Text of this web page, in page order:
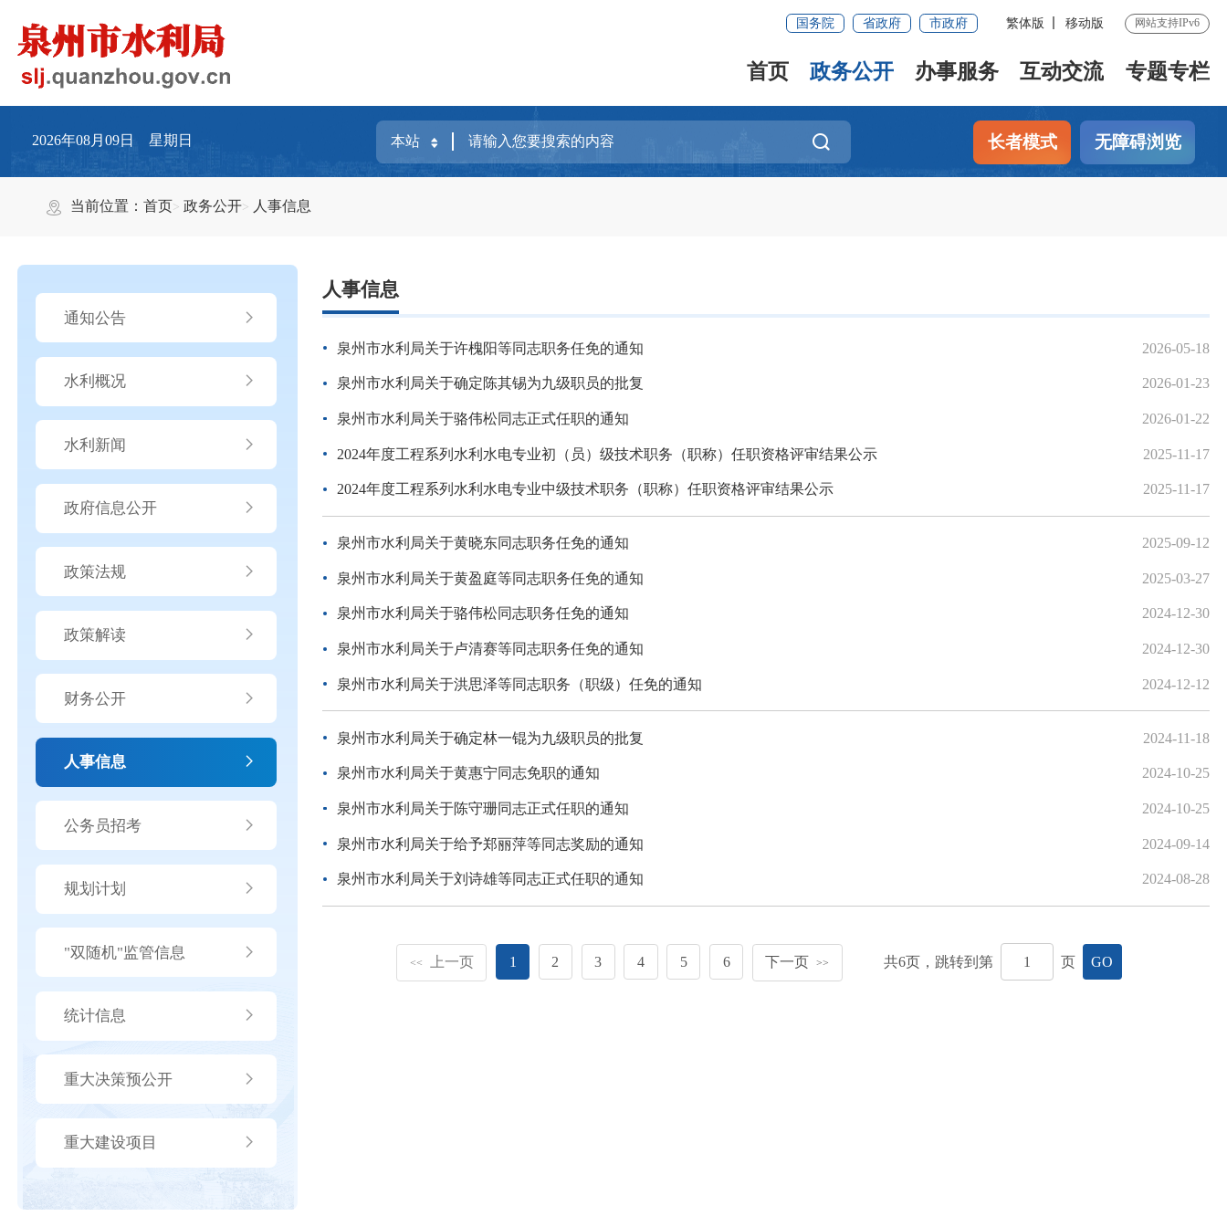
国务院 省政府 市政府 繁体版 移动版 网站支持IPv6
首页 政务公开 办事服务 互动交流 专题专栏
2026年08月09日 星期日 长者模式 无障碍浏览
当前位置：首页 政务公开 人事信息
通知公告
水利概况
水利新闻
政府信息公开
政策法规
政策解读
财务公开
人事信息
公务员招考
规划计划
"双随机"监管信息
统计信息
重大决策预公开
重大建设项目
人事信息
泉州市水利局关于许槐阳等同志职务任免的通知 2026-05-18
泉州市水利局关于确定陈其锡为九级职员的批复 2026-01-23
泉州市水利局关于骆伟松同志正式任职的通知 2026-01-22
2024年度工程系列水利水电专业初（员）级技术职务（职称）任职资格评审结果公示 2025-11-17
2024年度工程系列水利水电专业中级技术职务（职称）任职资格评审结果公示 2025-11-17
泉州市水利局关于黄晓东同志职务任免的通知 2025-09-12
泉州市水利局关于黄盈庭等同志职务任免的通知 2025-03-27
泉州市水利局关于骆伟松同志职务任免的通知 2024-12-30
泉州市水利局关于卢清赛等同志职务任免的通知 2024-12-30
泉州市水利局关于洪思泽等同志职务（职级）任免的通知 2024-12-12
泉州市水利局关于确定林一锟为九级职员的批复 2024-11-18
泉州市水利局关于黄惠宁同志免职的通知 2024-10-25
泉州市水利局关于陈守珊同志正式任职的通知 2024-10-25
泉州市水利局关于给予郑丽萍等同志奖励的通知 2024-09-14
泉州市水利局关于刘诗雄等同志正式任职的通知 2024-08-28
<< 上一页 1 2 3 4 5 6 下一页 >> 共6页，跳转到第 页 GO